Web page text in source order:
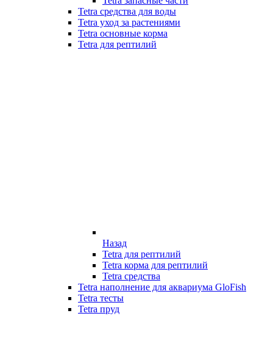
Tetra средства для воды
Tetra уход за растениями
Tetra основные корма
Tetra для рептилий
Назад
Tetra для рептилий
Tetra корма для рептилий
Tetra средства
Tetra наполнение для аквариума GloFish
Tetra тесты
Tetra пруд